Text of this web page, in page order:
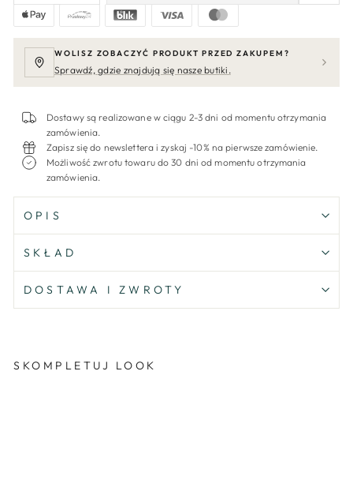
WOLISZ ZOBACZYĆ PRODUKT PRZED ZAKUPEM?
Sprawdź, gdzie znajdują się nasze butiki.
Dostawy są realizowane w ciągu 2-3 dni od momentu otrzymania
zamówienia.
Zapisz się do newslettera i zyskaj -10% na pierwsze zamówienie.
Możliwość zwrotu towaru do 30 dni od momentu otrzymania
zamówienia.
OPIS
SKŁAD
DOSTAWA I ZWROTY
SKOMPLETUJ LOOK